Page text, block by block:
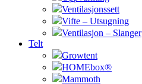
Ventilasjonssett
Vifte – Utsugning
Ventilasjon – Slanger
Telt
Growtent
HOMEbox®
Mammoth